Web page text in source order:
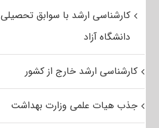
کارشناسی ارشد با سوابق تحصیلی
دانشگاه آزاد
کارشناسی ارشد خارج از کشور
جذب هیات علمی وزارت بهداشت